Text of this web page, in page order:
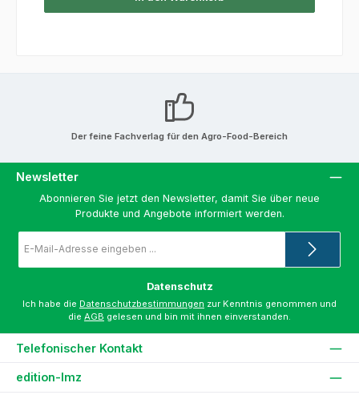
Der feine Fachverlag für den Agro-Food-Bereich
Newsletter
Abonnieren Sie jetzt den Newsletter, damit Sie über neue
Produkte und Angebote informiert werden.
Mail-
*
Datenschutz
Ich habe die Datenschutzbestimmungen zur Kenntnis genommen und
die AGB gelesen und bin mit ihnen einverstanden.
Telefonischer Kontakt
edition-lmz